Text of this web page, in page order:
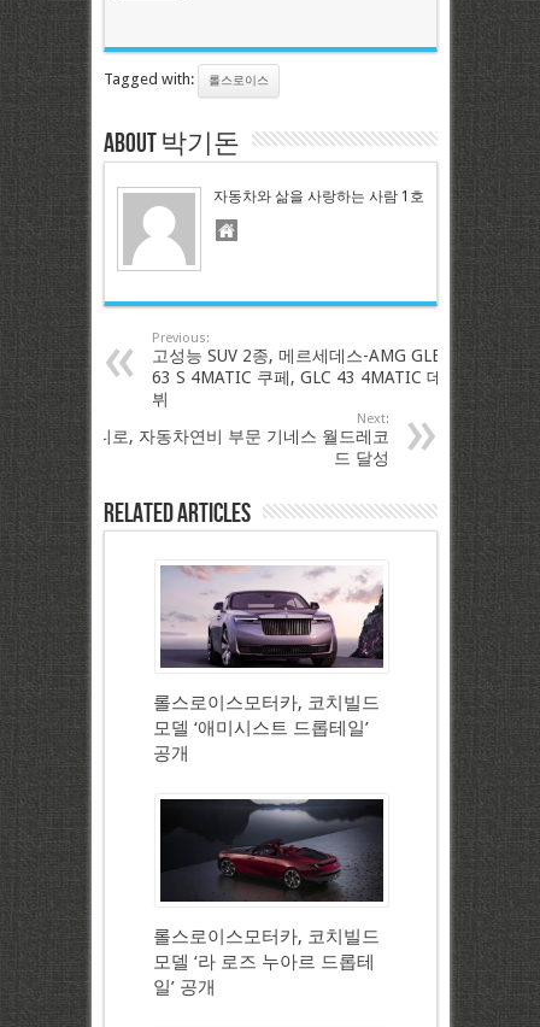
Tagged with: 롤스로이스
About 박기돈
자동차와 삶을 사랑하는 사람 1호
Previous:
고성능 SUV 2종, 메르세데스-AMG GLE
63 S 4MATIC 쿠페, GLC 43 4MATIC 데
뷔
Next:
니로, 자동차연비 부문 기네스 월드레코
드 달성
Related Articles
롤스로이스모터카, 코치빌드
모델 ‘애미시스트 드롭테일’
공개
롤스로이스모터카, 코치빌드
모델 ‘라 로즈 누아르 드롭테
일’ 공개